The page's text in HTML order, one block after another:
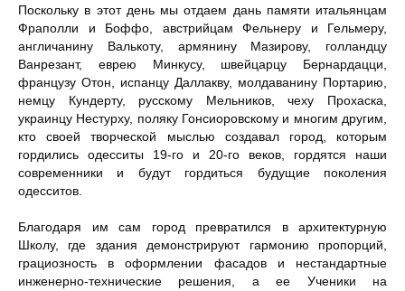
Поскольку в этот день мы отдаем дань памяти итальянцам
Фраполли и Боффо, австрийцам Фельнеру и Гельмеру,
англичанину Валькоту, армянину Мазирову, голландцу
Ванрезант, еврею Минкусу, швейцарцу Бернардацци,
французу Отон, испанцу Даллакву, молдаванину Портарию,
немцу Кундерту, русскому Мельников, чеху Прохаска,
украинцу Нестурху, поляку Гонсиоровскому и многим другим,
кто своей творческой мыслью создавал город, которым
гордились одесситы 19-го и 20-го веков, гордятся наши
современники и будут гордиться будущие поколения
одесситов.
Благодаря им сам город превратился в архитектурную
Школу, где здания демонстрируют гармонию пропорций,
грациозность в оформлении фасадов и нестандартные
инженерно-технические решения, а ее Ученики на